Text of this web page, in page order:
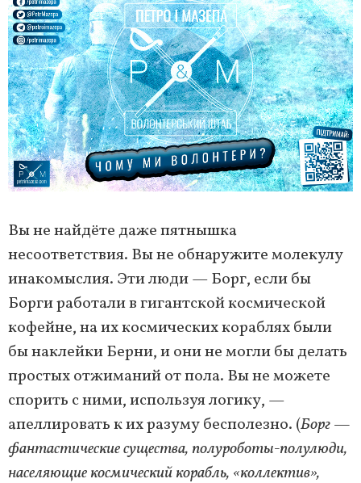
Вы не найдёте даже пятнышка
несоответствия. Вы не обнаружите молекулу
инакомыслия. Эти люди — Борг, если бы
Борги работали в гигантской космической
кофейне, на их космических кораблях были
бы наклейки Берни, и они не могли бы делать
простых отжиманий от пола. Вы не можете
спорить с ними, используя логику, —
апеллировать к их разуму бесполезно. (Борг —
фантастические существа, полуроботы-полулюди,
населяющие космический корабль, «коллектив»,